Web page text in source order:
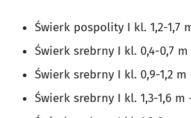
Świerk pospolity I kl. 1,2-1,7
Świerk srebrny I kl. 0,4-0,7 m
Świerk srebrny I kl. 0,9-1,2 m
Świerk srebrny I kl. 1,3-1,6 m